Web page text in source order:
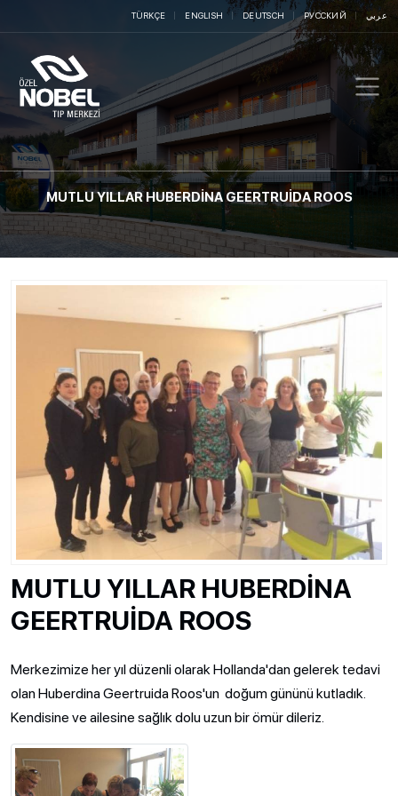
TÜRKÇE ENGLISH DEUTSCH РУССКИЙ عربي
MUTLU YILLAR HUBERDİNA GEERTRUİDA ROOS
MUTLU YILLAR HUBERDİNA
GEERTRUİDA ROOS
Merkezimize her yıl düzenli olarak Hollanda'dan gelerek tedavi
olan Huberdina Geertruida Roos'un doğum gününü kutladık.
Kendisine ve ailesine sağlık dolu uzun bir ömür dileriz.